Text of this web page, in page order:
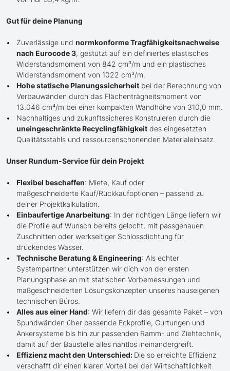
Gut für deine Planung
Zuverlässige und normkonforme Tragfähigkeitsnachweise
nach Eurocode 3, gestützt auf ein definiertes elastisches
Widerstandsmoment von 842 cm³/m und ein plastisches
Widerstandsmoment von 1022 cm³/m.
Hohe statische Planungssicherheit bei der Berechnung von
Verbauwänden durch das Flächenträgheitsmoment von
13.046 cm⁴/m bei einer kompakten Wandhöhe von 310,0 mm.
Nachhaltiges und zukunftssicheres Konstruieren durch die
uneingeschränkte Recyclingfähigkeit des eingesetzten
Qualitätsstahls und ressourcenschonenden Materialeinsatz.
Unser Rundum-Service für dein Projekt
Flexibel beschaffen: Miete, Kauf oder
maßgeschneiderte Kauf/Rückkaufoptionen – passend zu
deiner Projektkalkulation.
Einbaufertige Anarbeitung: In der richtigen Länge liefern wir
die Profile auf Wunsch bereits gelocht, mit passgenauen
Zuschnitten oder werkseitiger Schlossdichtung für
drückendes Wasser.
Technische Beratung & Engineering: Als echter
Systempartner unterstützen wir dich von der ersten
Planungsphase an mit statischen Vorbemessungen und
maßgeschneiderten Lösungskonzepten unseres hauseigenen
technischen Büros.
Alles aus einer Hand: Wir liefern dir das gesamte Paket – von
Spundwänden über passende Eckprofile, Gurtungen und
Ankersysteme bis hin zur passenden Ramm- und Ziehtechnik,
damit auf der Baustelle alles nahtlos ineinandergreift.
Effizienz macht den Unterschied: Die so erreichte Effizienz
verschafft dir einen klaren Vorteil bei der Wirtschaftlichkeit